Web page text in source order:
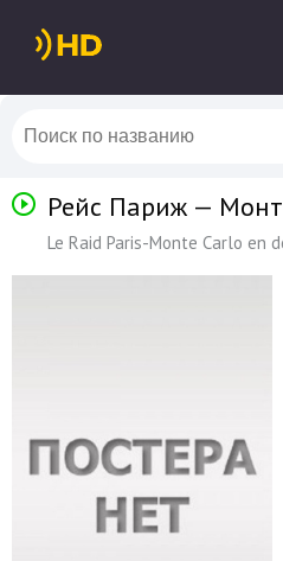
Рейс Париж —
Le Raid Paris-Monte Carlo en